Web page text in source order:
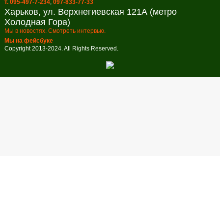
т. 095-497-7-234, 097-833-77-33
Харьков, ул. Верхнегиевская 121А (метро
Холодная Гора)
Мы в новостях. Смотреть интервью.
Мы на фейсбуке
Copyright 2013-2024. All Rights Reserved.